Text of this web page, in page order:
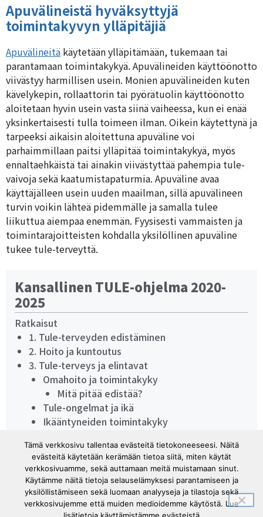
Kansallinen TULE-ohjelma 2020-
2025
Ratkaisut
1. Tule-terveyden edistäminen
2. Hoito ja kuntoutus
3. Tule-terveys ja elintavat
Omahoito ja toimintakyky
Mitä pitää edistää?
Tule-ongelmat ja ikä
Ikääntyneiden toimintakyky
Kuntoutus
Työeläkekuntoutus
Työkyvyttömyyseläkkeet
Apuvälineistä hyväksyttyjä
toimintakyvyn ylläpitäjiä
Apuvälineitä käytetään ylläpitämään, tukemaan tai
parantamaan toimintakykyä. Apuvälineiden käyttöönotto
viivästyy harmillisen usein. Monien apuvälineiden kuten
kävelykepin, rollaattorin tai pyörätuolin käyttöönotto
aloitetaan hyvin usein vasta siinä vaiheessa, kun ei enää
yksinkertaisesti tulla toimeen ilman. Oikein käytettynä ja
tarpeeksi aikaisin aloitettuna apuväline voi
parhaimmillaan paitsi ylläpitää toimintakykyä, myös
ennaltaehkäistä tai ainakin viivästyttää pahempia tule-
vaivoja sekä kaatumistapaturmia. Apuväline avaa
käyttäjälleen usein uuden maailman, sillä apuvälineen
turvin voikin lähteä pidemmälle ja samalla tulee
liikuttua aiempaa enemmän. Fyysisesti vammaisten ja
toimintarajoitteisten kohdalla yksilöllinen apuväline
tukee tule-terveyttä.
Tämä verkkosivu tallentaa evästeitä tietokoneeseesi. Näitä
evästeitä käytetään kerämään tietoa siitä, miten käytät
verkkosivuamme, sekä auttamaan meitä muistamaan sinut.
Käytämme näitä tietoja selauselämyksesi parantamiseen ja
yksilöllistämiseen sekä luomaan analyyseja ja tilastoja sekä
verkkosivujemme että muiden medioidemme käytöstä. Lue